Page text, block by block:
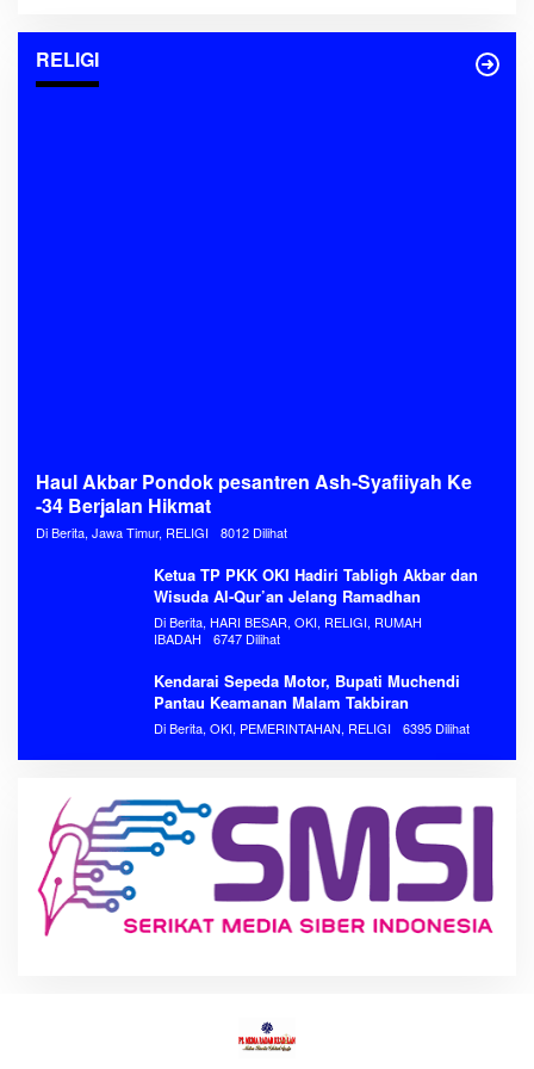
RELIGI
Haul Akbar Pondok pesantren Ash-Syafiiyah Ke
-34 Berjalan Hikmat
Di Berita, Jawa Timur, RELIGI 8012 Dilihat
Ketua TP PKK OKI Hadiri Tabligh Akbar dan
Wisuda Al-Qur’an Jelang Ramadhan
Di Berita, HARI BESAR, OKI, RELIGI, RUMAH
IBADAH
6747 Dilihat
Kendarai Sepeda Motor, Bupati Muchendi
Pantau Keamanan Malam Takbiran
Di Berita, OKI, PEMERINTAHAN, RELIGI 6395 Dilihat